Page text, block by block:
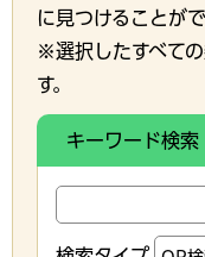
に見つけることがで
※選択したすべて
す。
キーワード検索